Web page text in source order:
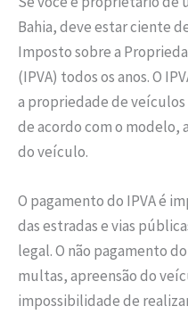
Bahia, deve estar ciente
Imposto sobre a
(IPVA) todos os anos. O
a propriedade de
de acordo com o modelo,
do veículo.
O pagamento do IPVA é
das estradas e vias
legal. O não pagamento
multas, apreensão do
impossibilidade de